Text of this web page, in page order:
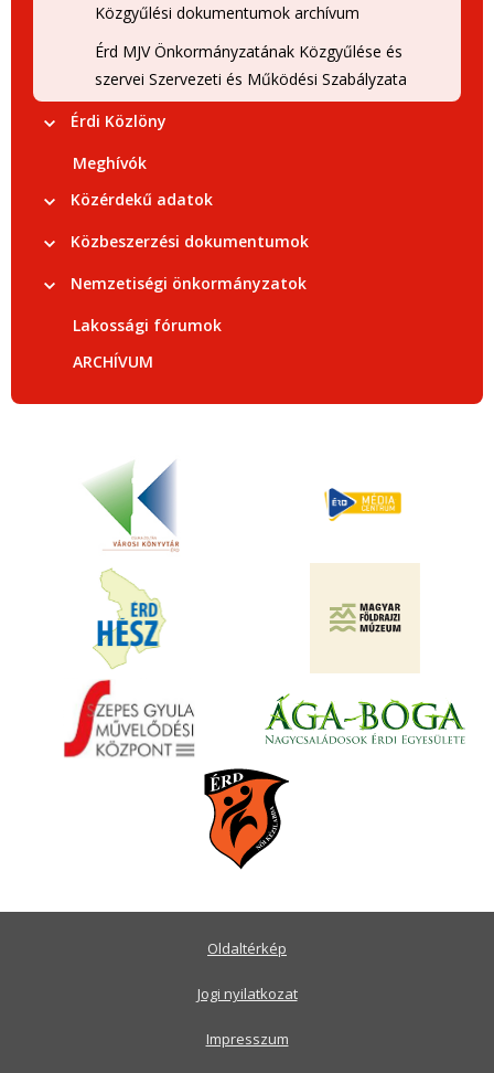
Közgyűlési dokumentumok archívum
Érd MJV Önkormányzatának Közgyűlése és
szervei Szervezeti és Működési Szabályzata
Érdi Közlöny
Meghívók
Közérdekű adatok
Közbeszerzési dokumentumok
Nemzetiségi önkormányzatok
Lakossági fórumok
ARCHÍVUM
Oldaltérkép
Jogi nyilatkozat
Impresszum